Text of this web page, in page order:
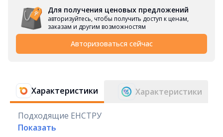
Для получения ценовых предложений
авторизуйтесь, чтобы получить доступ к ценам,
заказам и другим возможностям
Авторизоваться сейчас
Характеристики Характеристики
Подходящие ЕНСТРУ
Показать